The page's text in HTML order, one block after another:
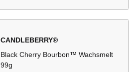
CANDLEBERRY®
Black Cherry Bourbon™ Wachsmelt
99g